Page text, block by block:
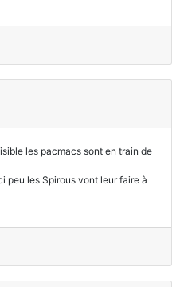
les pacmacs sont en train de
peu les Spirous vont leur faire à